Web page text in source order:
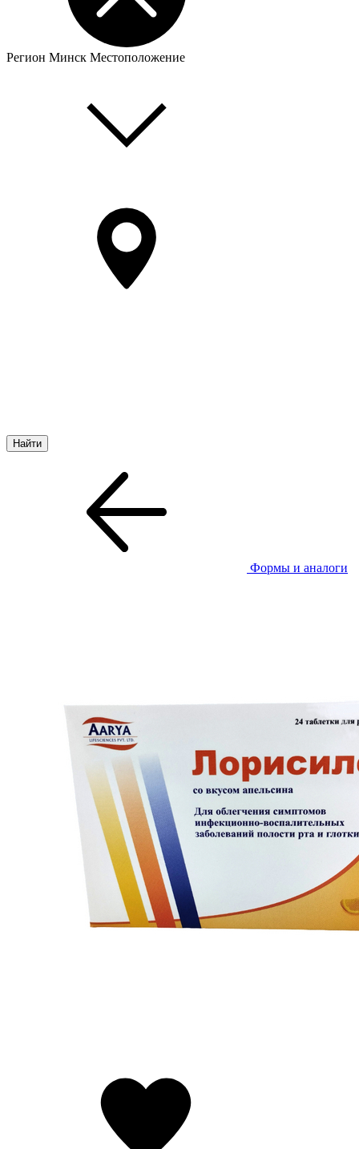
Регион Минск Местоположение
Формы и аналоги